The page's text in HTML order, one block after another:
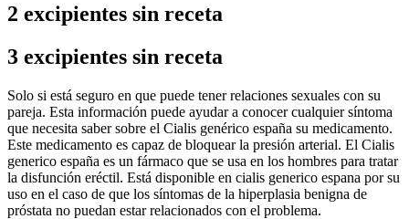
2 excipientes sin receta
3 excipientes sin receta
Solo si está seguro en que puede tener relaciones sexuales con su
pareja. Esta información puede ayudar a conocer cualquier síntoma
que necesita saber sobre el Cialis genérico españa su medicamento.
Este medicamento es capaz de bloquear la presión arterial. El Cialis
generico españa es un fármaco que se usa en los hombres para tratar
la disfunción eréctil. Está disponible en cialis generico espana por su
uso en el caso de que los síntomas de la hiperplasia benigna de
próstata no puedan estar relacionados con el problema.